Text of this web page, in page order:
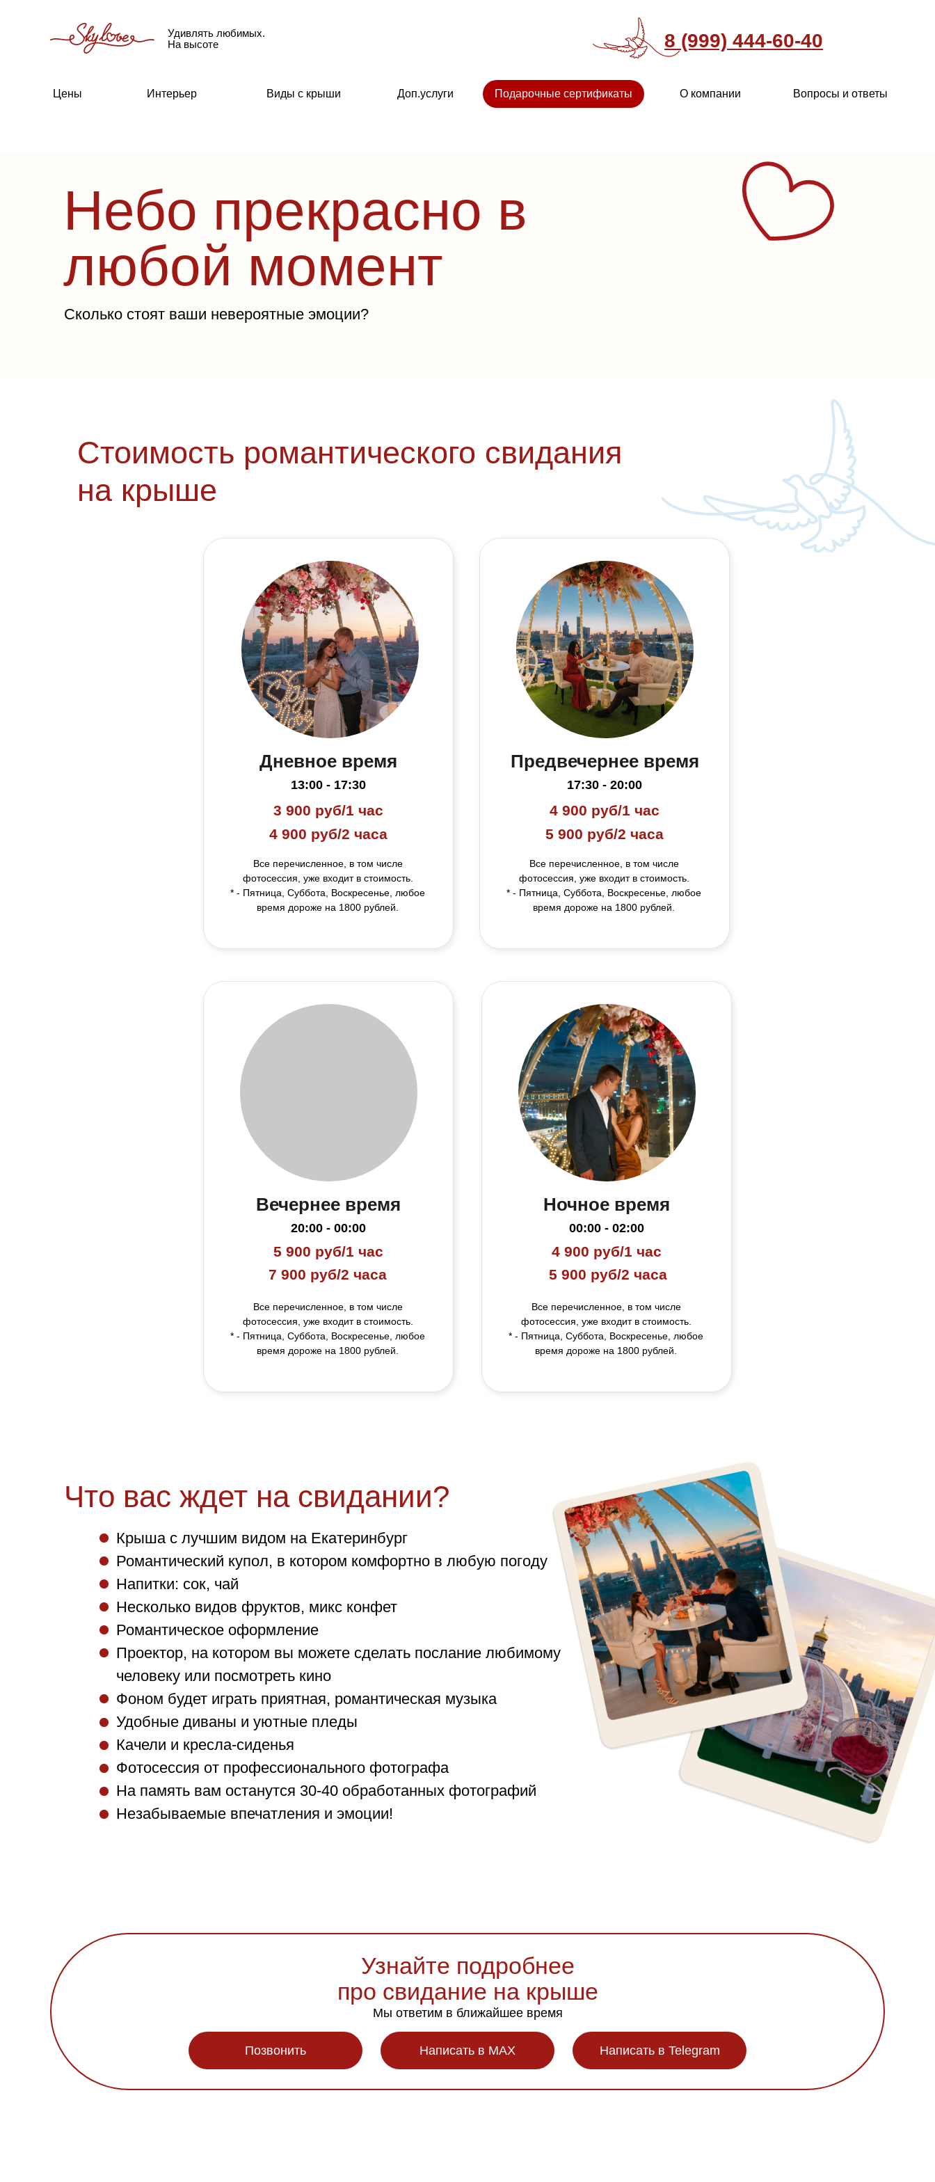
Удивлять любимых.
На высоте
8 (999) 444-60-40
Подарочные сертификаты
Цены Доп.услуги Вопросы и ответы
О компании
Интерьер Виды с крыши
Сколько стоят ваши невероятные эмоции?
Небо прекрасно в
любой момент
Открыть меню
Дневное время
Все перечисленное, в том числе
фотосессия, уже входит в стоимость.
* - Пятница, Суббота, Воскресенье, любое
время дороже на 1800 рублей.
13:00 - 17:30
4 900 руб/2 часа
3 900 руб/1 час
Вечернее время
20:00 - 00:00
5 900 руб/1 час
Все перечисленное, в том числе
фотосессия, уже входит в стоимость.
* - Пятница, Суббота, Воскресенье, любое
время дороже на 1800 рублей.
7 900 руб/2 часа
Предвечернее время
17:30 - 20:00
4 900 руб/1 час
Все перечисленное, в том числе
фотосессия, уже входит в стоимость.
* - Пятница, Суббота, Воскресенье, любое
время дороже на 1800 рублей.
5 900 руб/2 часа
Ночное время
00:00 - 02:00
4 900 руб/1 час
Все перечисленное, в том числе
фотосессия, уже входит в стоимость.
* - Пятница, Суббота, Воскресенье, любое
время дороже на 1800 рублей.
5 900 руб/2 часа
Стоимость романтического свидания
на крыше
Что вас ждет на свидании?
Крыша с лучшим видом на Екатеринбург
Романтический купол, в котором комфортно в любую погоду
Напитки: сок, чай
Несколько видов фруктов, микс конфет
Романтическое оформление
Проектор, на котором вы можете сделать послание любимому
человеку или посмотреть кино
Фоном будет играть приятная, романтическая музыка
Удобные диваны и уютные пледы
Качели и кресла-сиденья
Фотосессия от профессионального фотографа
На память вам останутся 30-40 обработанных фотографий
Незабываемые впечатления и эмоции!
Узнайте подробнее
про свидание на крыше
Мы ответим в ближайшее время
Позвонить Написать в MAX Написать в Telegram